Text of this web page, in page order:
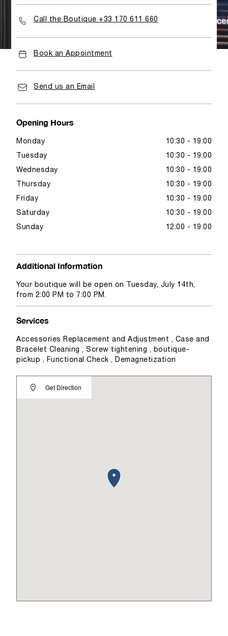
Call the Boutique +33 170 611 660
Book an Appointment
Send us an Email
Opening Hours
Monday 10:30 - 19:00
Tuesday 10:30 - 19:00
Wednesday 10:30 - 19:00
Thursday 10:30 - 19:00
Friday 10:30 - 19:00
Saturday 10:30 - 19:00
Sunday 12:00 - 19:00
Additional Information
Your boutique will be open on Tuesday, July 14th,
from 2:00 PM to 7:00 PM.
Get Direction
Services
Accessories Replacement and Adjustment , Case and
Bracelet Cleaning , Screw tightening , boutique-
pickup , Functional Check , Demagnetization